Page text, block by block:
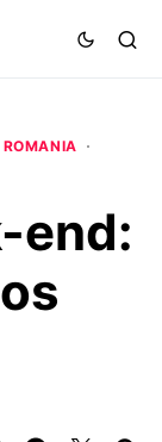
ROMANIA
end: